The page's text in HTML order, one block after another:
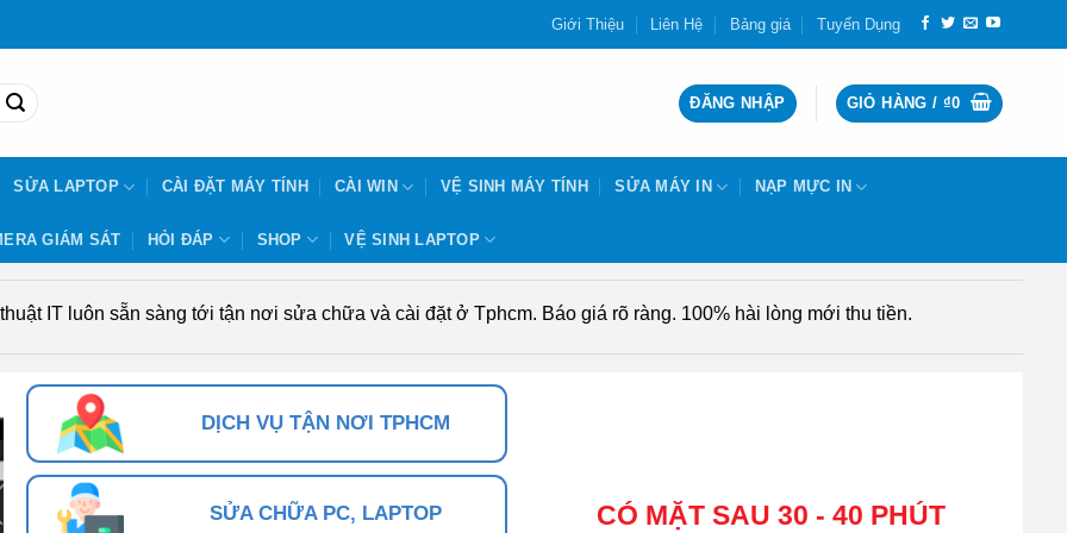
Giới Thiệu Liên Hệ Bảng giá Tuyển Dụng
ĐĂNG NHẬP GIỎ HÀNG / ₫0
SỬA LAPTOP CÀI ĐẶT MÁY TÍNH CÀI WIN VỆ SINH MÁY TÍNH SỬA MÁY IN NẠP MỰC IN
GIÁM SÁT HỎI ĐÁP SHOP VỆ SINH LAPTOP
IT luôn sẵn sàng tới tận nơi sửa chữa và cài đặt ở Tphcm. Báo giá rõ ràng. 100% hài lòng mới thu tiền.
DỊCH VỤ TẬN NƠI TPHCM
SỬA CHỮA PC, LAPTOP CÓ MẶT SAU 30 - 40 PHÚT